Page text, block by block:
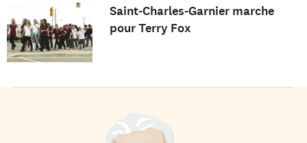
Saint-Charles-Garnier marche
pour Terry Fox